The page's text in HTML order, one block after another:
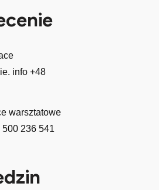
warsztatowe
236 541